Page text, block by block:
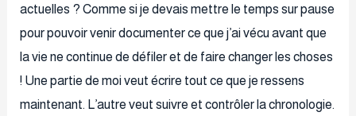
actuelles ? Comme si je devais mettre le temps sur pause
pour pouvoir venir documenter ce que j’ai vécu avant que
la vie ne continue de défiler et de faire changer les choses
! Une partie de moi veut écrire tout ce que je ressens
maintenant. L’autre veut suivre et contrôler la chronologie.